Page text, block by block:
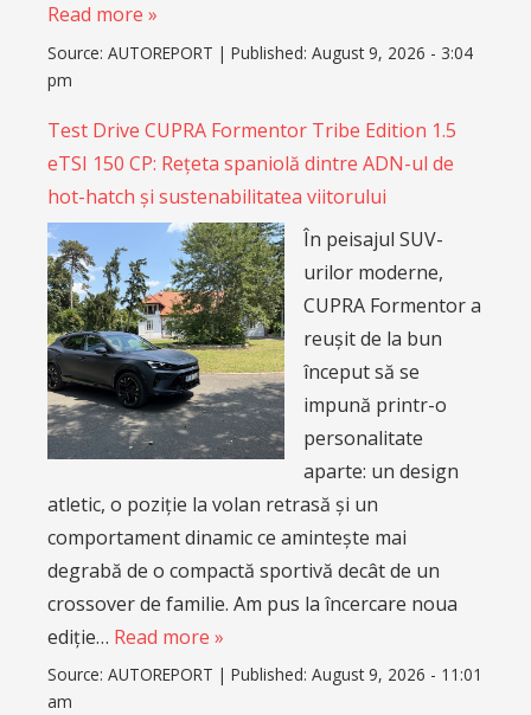
Read more »
Source: AUTOREPORT | Published: August 9, 2026 - 3:04
pm
Test Drive CUPRA Formentor Tribe Edition 1.5
eTSI 150 CP: Rețeta spaniolă dintre ADN-ul de
hot-hatch și sustenabilitatea viitorului
În peisajul SUV-
urilor moderne,
CUPRA Formentor a
reușit de la bun
început să se
impună printr-o
personalitate
aparte: un design
atletic, o poziție la volan retrasă și un
comportament dinamic ce amintește mai
degrabă de o compactă sportivă decât de un
crossover de familie. Am pus la încercare noua
ediție… Read more »
Source: AUTOREPORT | Published: August 9, 2026 - 11:01
am